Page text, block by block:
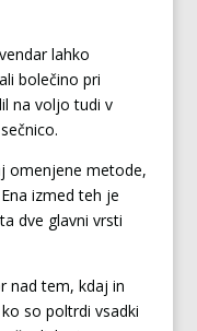
lahko
bolečino pri
na voljo tudi v
omenjene metode,
izmed teh je
dve glavni vrsti
nad tem, kdaj in
so poltrdi vsadki